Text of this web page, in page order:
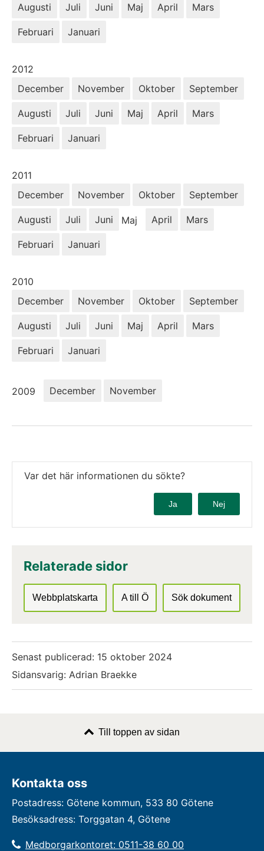
Augusti Juli Juni Maj April Mars
Februari Januari
År:
2012
December
November Oktober September
Augusti Juli Juni Maj April Mars
Februari Januari
År:
2011
December
November Oktober September
Augusti Juli Juni Maj April Mars
Februari Januari
År:
2010
December
November Oktober September
Augusti Juli Juni Maj April Mars
Februari Januari
År:
2009 December November
Var det här informationen du sökte?
Ja Nej
Relaterade sidor
Webbplatskarta A till Ö Sök dokument
Senast publicerad: 15 oktober 2024
Sidansvarig: Adrian Braekke
Till toppen av sidan
Kontakta oss
Postadress: Götene kommun, 533 80 Götene
Besöksadress: Torggatan 4, Götene
Medborgarkontoret: 0511-38 60 00